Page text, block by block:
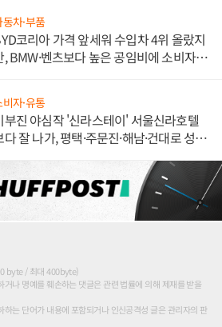
차·부품
코리아 가격 앞세워 수입차 4위 올랐지
, BMW·벤츠보다 높은 공임비에 소비자
자·유통
부진 야심작 '신라스테이' 서울신라호텔
다 잘 나가, 평택·주문진·해남·건대로 성
byte / 최대 400byte)
거나 명예를 훼손하는 댓글은 관련 법률에 의해 제재를 받을
하는 단어가 내용에 포함되거나 인신공격성 글은 관리자의 판